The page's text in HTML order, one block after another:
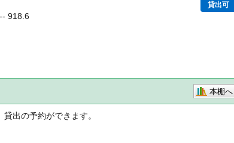
貸出可
918.6
本棚へ
出の予約ができます。